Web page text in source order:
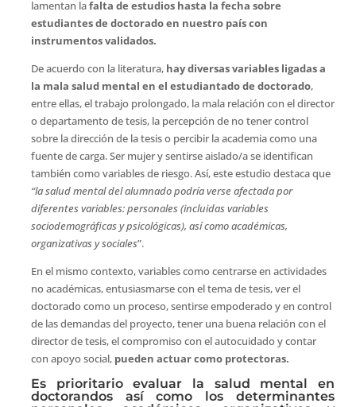
lamentan lafalta de estudios hasta la fecha sobre
estudiantes de doctorado en nuestro país con
instrumentos validados.
De acuerdo con la literatura, hay diversas variables ligadas a
la mala salud mental en el estudiantado de doctorado,
entre ellas, el trabajo prolongado, la mala relación con el director
o departamento de tesis, la percepción de no tener control
sobre la dirección de la tesis o percibir la academia como una
fuente de carga. Ser mujer y sentirse aislado/a se identifican
también como variables de riesgo. Así, este estudio destaca que
“la salud mental del alumnado podría verse afectada por
diferentes variables: personales (incluidas variables
sociodemográficas y psicológicas), así como académicas,
organizativas y sociales”.
En el mismo contexto, variables como centrarse en actividades
no académicas, entusiasmarse con el tema de tesis, ver el
doctorado como un proceso, sentirse empoderado y en control
de las demandas del proyecto, tener una buena relación con el
director de tesis, el compromiso con el autocuidado y contar
con apoyo social, pueden actuar como protectoras.
Es prioritario evaluar la salud mental en
doctorandos así como los determinantes